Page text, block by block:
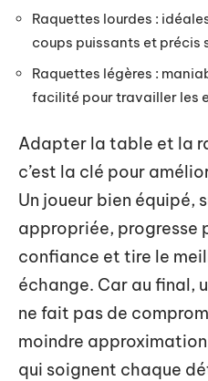
Raquettes lourdes :
coups puissants et précis
Raquettes légères :
facilité pour travailler les
Adapter la table et la
c’est la clé pour
Un joueur bien équipé,
appropriée, progresse
confiance et tire le
échange. Car au final,
ne fait pas de
moindre
qui soignent chaque